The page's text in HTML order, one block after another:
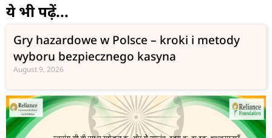
ये भी पढ़ें...
Gry hazardowe w Polsce – kroki i metody
wyboru bezpiecznego kasyna
August 9, 2026